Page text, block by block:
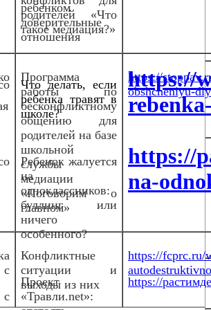
ребенком
доверительные
отношения
Что делать, если
ребенка травят в
школе?
https://
Ребенок жалуется
на
одноклассников:
буллинг или
ничего
особенного?
https://
na-
Проект
«Травли.net»:
https://
родителей «Что
такое медиация?»
Программа
работы по
бесконфликтному
общению для
родителей на базе
школьной
службы
медиации
«Поговорим о
главном»
https://
obshcheniyu-
Конфликтные
ситуации и
выходы из них
https://fcprc.ru/